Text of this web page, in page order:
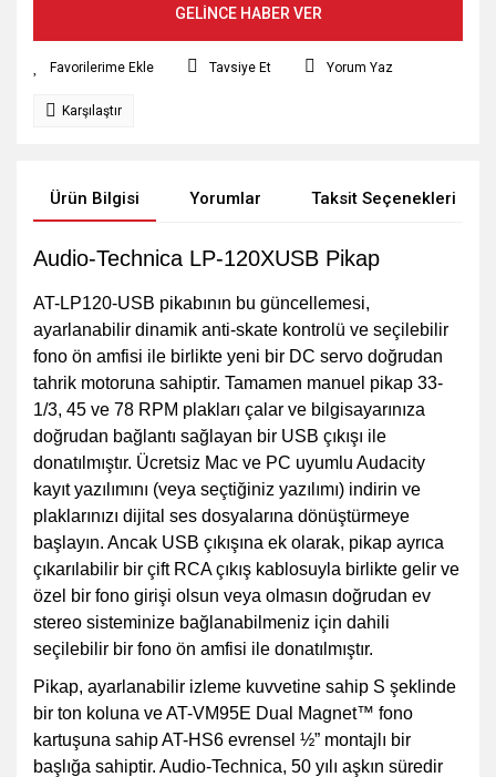
GELİNCE HABER VER
Tavsiye Et Yorum Yaz
Karşılaştır
Ürün Bilgisi Yorumlar Taksit Seçenekleri
Audio-Technica LP-120XUSB Pikap
AT-LP120-USB pikabının bu güncellemesi,
ayarlanabilir dinamik anti-skate kontrolü ve seçilebilir
fono ön amfisi ile birlikte yeni bir DC servo doğrudan
tahrik motoruna sahiptir. Tamamen manuel pikap 33-
1/3, 45 ve 78 RPM plakları çalar ve bilgisayarınıza
doğrudan bağlantı sağlayan bir USB çıkışı ile
donatılmıştır. Ücretsiz Mac ve PC uyumlu Audacity
kayıt yazılımını (veya seçtiğiniz yazılımı) indirin ve
plaklarınızı dijital ses dosyalarına dönüştürmeye
başlayın. Ancak USB çıkışına ek olarak, pikap ayrıca
çıkarılabilir bir çift RCA çıkış kablosuyla birlikte gelir ve
özel bir fono girişi olsun veya olmasın doğrudan ev
stereo sisteminize bağlanabilmeniz için dahili
seçilebilir bir fono ön amfisi ile donatılmıştır.
Pikap, ayarlanabilir izleme kuvvetine sahip S şeklinde
bir ton koluna ve AT-VM95E Dual Magnet™ fono
kartuşuna sahip AT-HS6 evrensel ½” montajlı bir
başlığa sahiptir. Audio-Technica, 50 yılı aşkın süredir